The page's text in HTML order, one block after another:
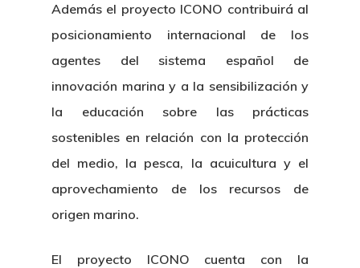
Además el proyecto ICONO contribuirá al
posicionamiento internacional de los
agentes del sistema español de
innovación marina y a la sensibilización y
la educación sobre las prácticas
sostenibles en relación con la protección
del medio, la pesca, la acuicultura y el
aprovechamiento de los recursos de
origen marino.
El proyecto ICONO cuenta con la